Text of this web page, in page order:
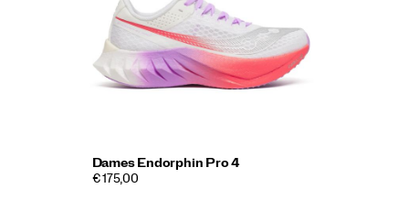
Dames Endorphin Pro 4
€ 175,00